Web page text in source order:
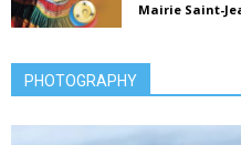
Mairie Saint-
PHOTOGRAPHY